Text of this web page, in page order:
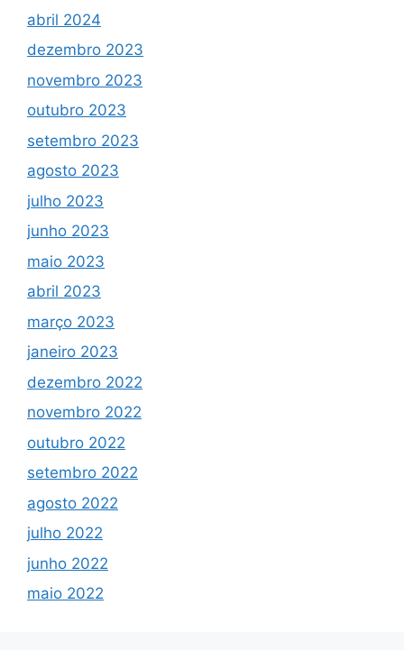
abril 2024
dezembro 2023
novembro 2023
outubro 2023
setembro 2023
agosto 2023
julho 2023
junho 2023
maio 2023
abril 2023
março 2023
janeiro 2023
dezembro 2022
novembro 2022
outubro 2022
setembro 2022
agosto 2022
julho 2022
junho 2022
maio 2022